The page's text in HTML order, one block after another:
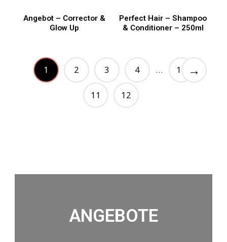
Angebot – Corrector &
Glow Up
Perfect Hair – Shampoo
& Conditioner – 250ml
1 2 3 4 … 10
11 12
→
ANGEBOTE